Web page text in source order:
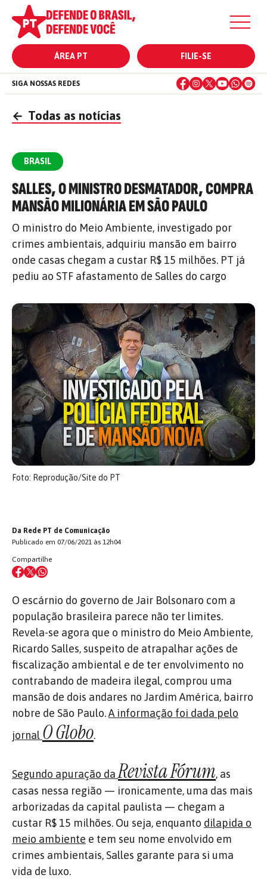
ÁREA PT FILIE-SE
SIGA NOSSAS REDES
← Todas as notícias
BRASIL
SALLES, O MINISTRO DESMATADOR, COMPRA
MANSÃO MILIONÁRIA EM SÃO PAULO
O ministro do Meio Ambiente, investigado por
crimes ambientais, adquiriu mansão em bairro
onde casas chegam a custar R$ 15 milhões. PT já
pediu ao STF afastamento de Salles do cargo
Foto: Reprodução/Site do PT
Da Rede PT de Comunicação
Publicado em 07/06/2021 às 12h04
Compartilhe
O escárnio do governo de Jair Bolsonaro com a
população brasileira parece não ter limites.
Revela-se agora que o ministro do Meio Ambiente,
Ricardo Salles, suspeito de atrapalhar ações de
fiscalização ambiental e de ter envolvimento no
contrabando de madeira ilegal, comprou uma
mansão de dois andares no Jardim América, bairro
nobre de São Paulo.A informação foi dada pelo
jornal O Globo.
Segundo apuração da Revista Fórum, as
casas nessa região — ironicamente, uma das mais
arborizadas da capital paulista — chegam a
custar R$ 15 milhões. Ou seja, enquanto dilapida o
meio ambiente e tem seu nome envolvido em
crimes ambientais, Salles garante para si uma
vida de luxo.